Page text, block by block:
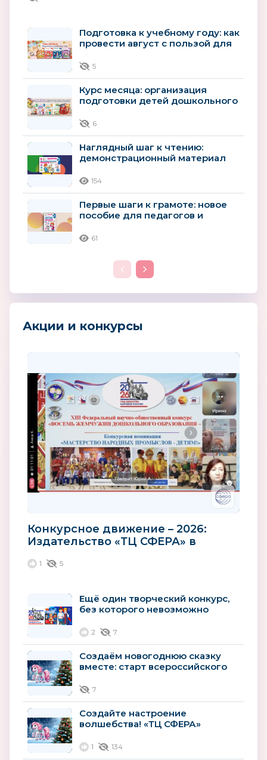
Подготовка к учебному году: как
провести август с пользой для
5
Курс месяца: организация
подготовки детей дошкольного
обучению
6
Наглядный шаг к чтению:
демонстрационный материал
154
Первые шаги к грамоте: новое
пособие для педагогов и
61
Акции и конкурсы
Конкурсное движение – 2026:
Издательство «ТЦ СФЕРА» в
ДОО и...
1 5
Ещё один творческий конкурс,
без которого невозможно
2 7
Создаём новогоднюю сказку
вместе: старт всероссийского
новогоднего...
7
Создайте настроение
волшебства! «ТЦ СФЕРА»
конкурс новогоднего...
1 134